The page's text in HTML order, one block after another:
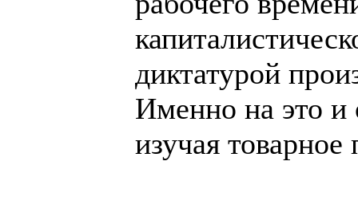
диктатурой
Именно на это и
изучая товарное